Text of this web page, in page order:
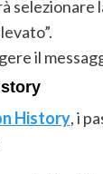
selezionare
il
History, i